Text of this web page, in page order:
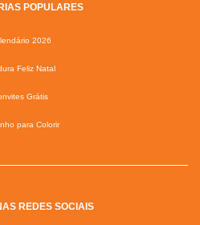
POPULARES
2026
Feliz Natal
Grátis
para Colorir
REDES SOCIAIS